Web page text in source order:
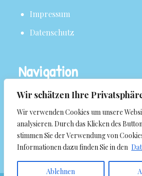
Wir schätzen Ihre
Wir verwenden Cookies um unsere
analysieren. Durch das Klicken des
stimmen Sie der Verwendung von
Informationen dazu finden Sie in den
Ablehnen
Impressum
Datenschutz
Navigation
Über uns
Aktuelles
Termine